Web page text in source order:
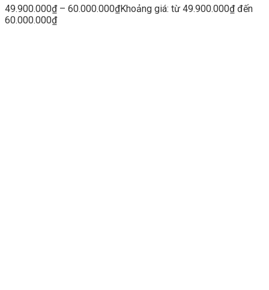
49.900.000₫ – 60.000.000₫Khoảng giá: từ 49.900.000₫ đến
60.000.000₫